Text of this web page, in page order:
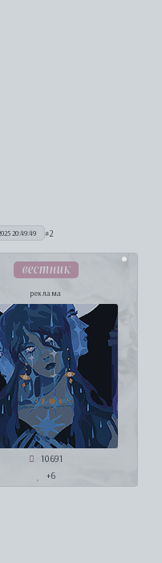
2
20:49:49
вестник
реклама
10691
+6